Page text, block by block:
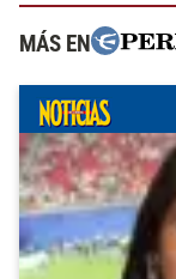
MÁS EN